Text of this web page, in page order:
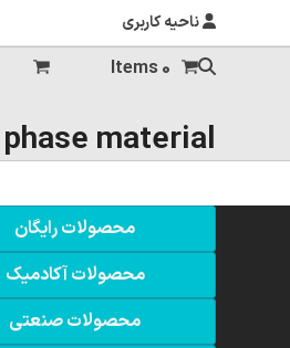
ناحیه کاربری
0 Items
material
محصولات رایگان
محصولات آکادمیک
محصولات صنعتی